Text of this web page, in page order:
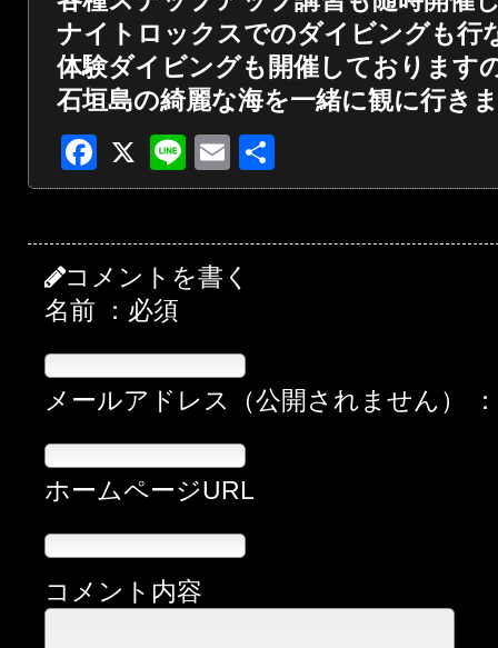
ナイトロックスでのダイビングも行
体験ダイビングも開催しております
石垣島の綺麗な海を一緒に観に行き
Facebook
X LineEmail
有
コメントを書く
名前 ：必須
メールアドレス（公開されません）
ホームページURL
コメント内容